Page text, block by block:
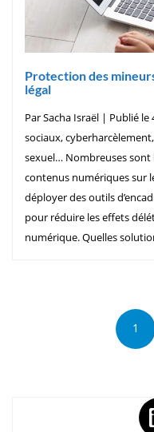
Protection des
légal
Par Sacha Israël | Publié
sociaux,
sexuel… Nombreuses sont
contenus numériques sur
déployer des outils
pour réduire les effets
numérique. Quelles
1